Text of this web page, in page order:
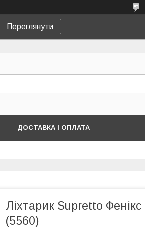
Переглянути
ДОСТАВКА І ОПЛАТА
Ліхтарик Supretto
(5560)